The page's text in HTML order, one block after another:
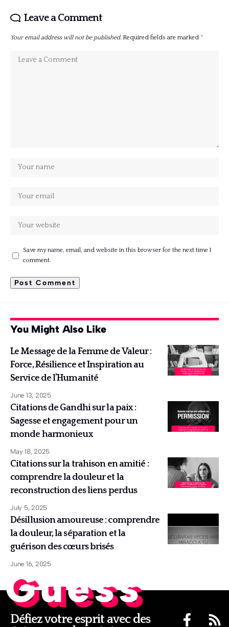
Leave a Comment
Your email address will not be published. Required fields are marked *
Save my name, email, and website in this browser for the next time I
comment.
You Might Also Like
Le Message de la Femme de Valeur :
Force, Résilience et Inspiration au
Service de l’Humanité
June 13, 2025
Citations de Gandhi sur la paix :
Sagesse et engagement pour un
monde harmonieux
May 18, 2025
Citations sur la trahison en amitié :
comprendre la douleur et la
reconstruction des liens perdus
July 5, 2025
Désillusion amoureuse : comprendre
la douleur, la séparation et la
guérison des cœurs brisés
June 16, 2025
Guess
Défiez votre esprit avec des